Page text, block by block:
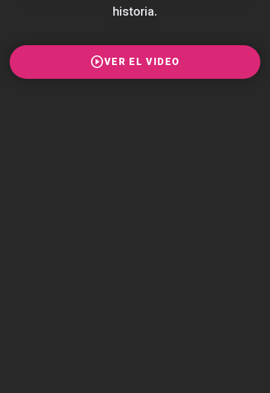
historia.
play_circleVER EL VIDEO